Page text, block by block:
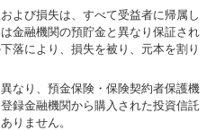
よび損失は、すべて受益者に帰属し
金融機関の預貯金と異なり保証され
落により、損失を被り、元本を割り
なり、預金保険・保険契約者保護機
録金融機関から購入された投資信託
りません。